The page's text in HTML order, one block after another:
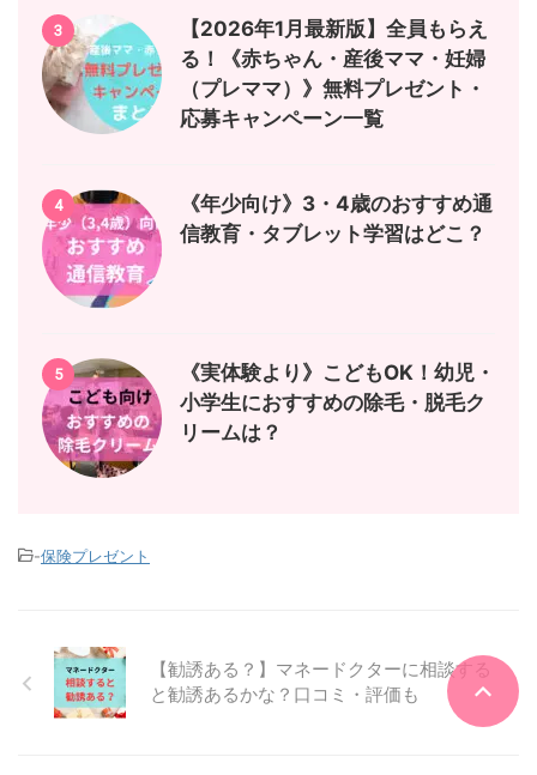
3
【2026年1月最新版】全員もらえ
る！《赤ちゃん・産後ママ・妊婦
（プレママ）》無料プレゼント・
応募キャンペーン一覧
4
《年少向け》3・4歳のおすすめ通
信教育・タブレット学習はどこ？
5
《実体験より》こどもOK！幼児・
小学生におすすめの除毛・脱毛ク
リームは？
-保険プレゼント
【勧誘ある？】マネードクターに相談する
と勧誘あるかな？口コミ・評価も